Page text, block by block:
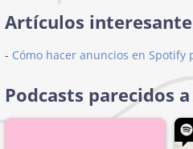
Artículos
- Cómo hacer anuncios en
Podcasts parecidos